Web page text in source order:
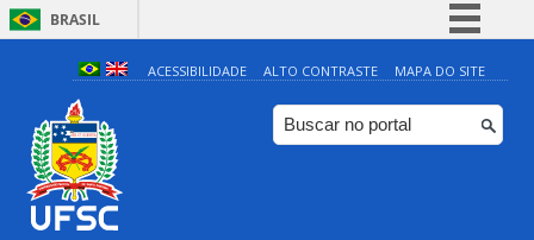
BRASIL
Simplifique!
Comunica BR
Participe
ACESSIBILIDADE ALTO CONTRASTE MAPA DO SITE